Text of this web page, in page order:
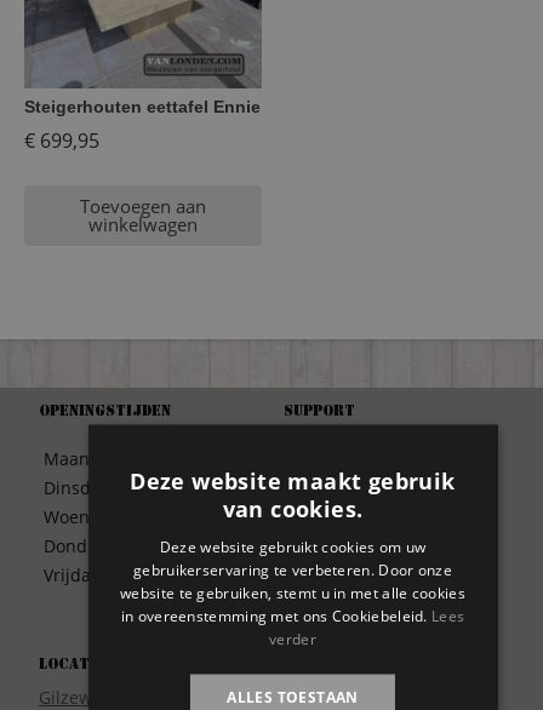
Steigerhouten eettafel Ennie
€ 699,95
Toevoegen aan
winkelwagen
Openingstijden
Maandag
Dinsdag
Woensdag
Donderdag
Vrijdag
09:30 – 17:00
09:30 – 17:00
09:30 – 17:00
09:30 – 17:00
Locatie
Gilzeweg 17
Support
Betaalwijze
Bezorgen
Disclaimer
Garantie
Meest gestelde vragen
Privacy
Wie zijn wij?
Deze website maakt gebruik
van cookies.
Deze website gebruikt cookies om uw
gebruikerservaring te verbeteren. Door onze
website te gebruiken, stemt u in met alle cookies
in overeenstemming met ons Cookiebeleid. Lees
verder
ALLES TOESTAAN